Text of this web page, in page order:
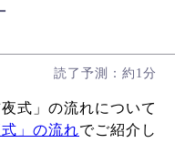
読了予測：約1分
式」の流れについて
」の流れでご紹介し